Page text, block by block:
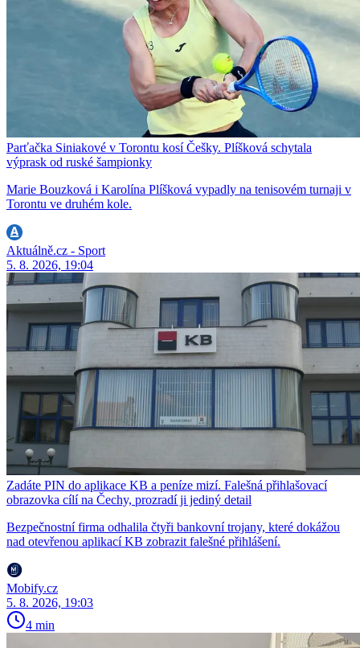
Parťačka Siniakové v Torontu kosí Češky. Plíšková schytala
výprask od ruské šampionky
Marie Bouzková i Karolína Plíšková vypadly na tenisovém turnaji v
Torontu ve druhém kole.
Aktuálně.cz - Sport
5. 8. 2026, 19:04
Zadáte PIN do aplikace KB a peníze mizí. Falešná přihlašovací
obrazovka cílí na Čechy, prozradí ji jediný detail
Bezpečnostní firma odhalila čtyři bankovní trojany, které dokážou
nad otevřenou aplikací KB zobrazit falešné přihlášení.
Mobify.cz
5. 8. 2026, 19:03
4 min